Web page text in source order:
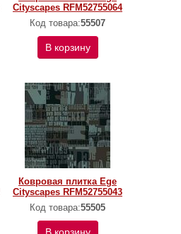
Cityscapes RFM52755064
Код товара:55507
В корзину
Ковровая плитка Ege
Cityscapes RFM52755043
Код товара:55505